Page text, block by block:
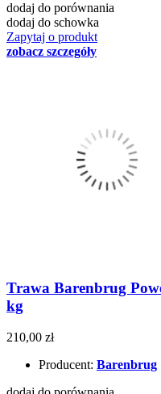
dodaj do porównania
dodaj do schowka
Zapytaj o produkt
zobacz szczegóły
Trawa Barenbrug
kg
210,00 zł
Producent: Barenbrug